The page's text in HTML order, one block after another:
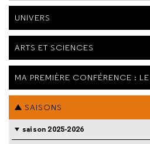
UNIVERS
ARTS ET SCIENCES
MA PREMIÈRE CONFÉRENCE :
SAISONS
saison 2025-2026